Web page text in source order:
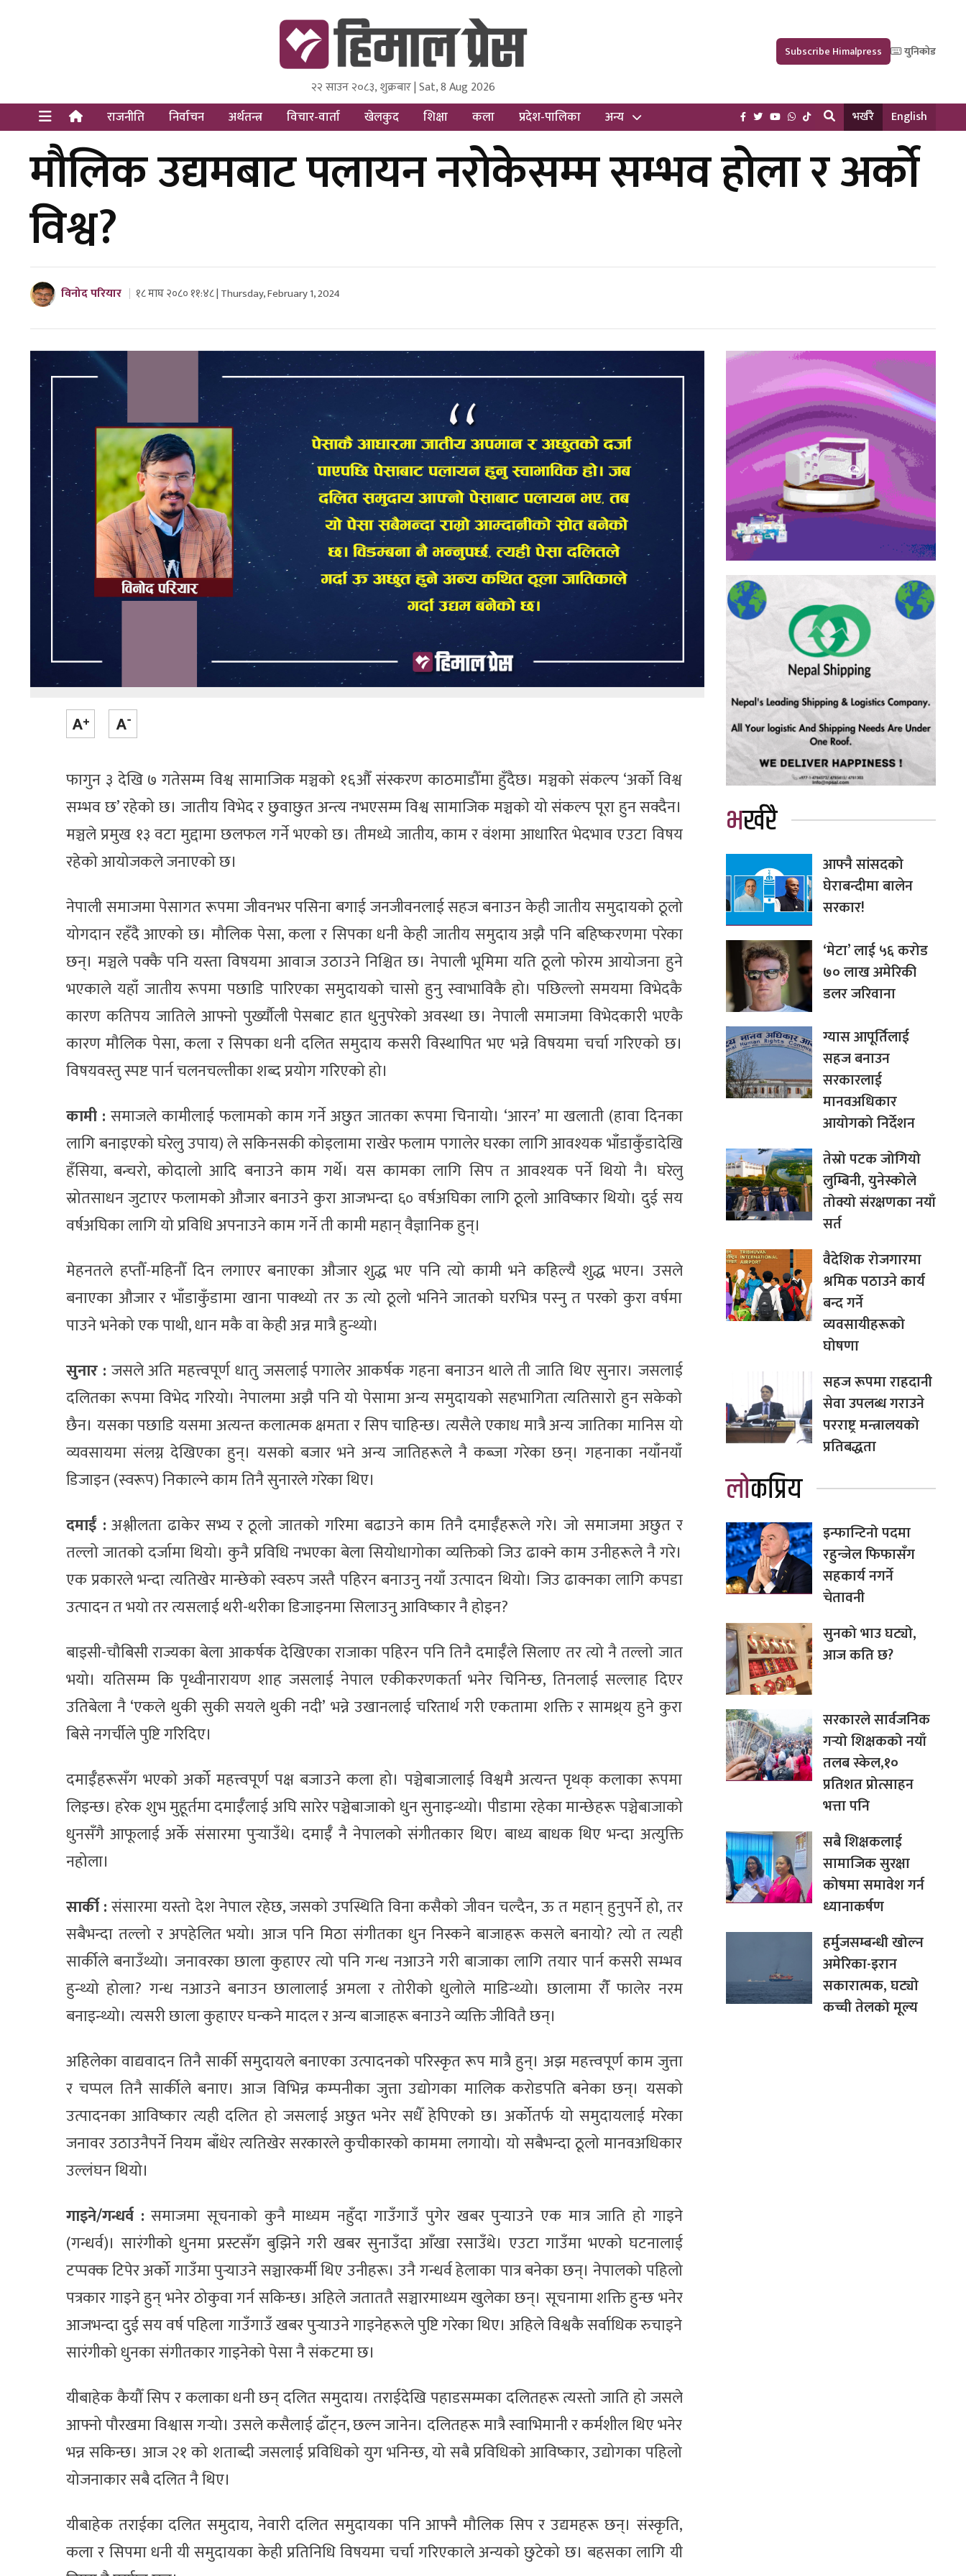
Himal Press
Dot NewsyNepal Media and Research Pvt Ltd.
२२ साउन २०८३, शुक्रबार | Sat, 8 Aug 2026
Subscribe Himalpress युनिकोड
राजनीति निर्वाचन अर्थतन्त्र विचार-वार्ता खेलकुद शिक्षा कला प्रदेश-पालिका अन्य भर्खरै English
मौलिक उद्यमबाट पलायन नरोकेसम्म सम्भव होला र अर्को
विश्व?
विनोद परियार १८ माघ २०८० ११:४८ | Thursday, February 1, 2024
फागुन ३ देखि ७ गतेसम्म विश्व सामाजिक मञ्चको १६औँ संस्करण काठमाडौँमा हुँदैछ। मञ्चको संकल्प ‘अर्को विश्व
सम्भव छ’ रहेको छ। जातीय विभेद र छुवाछुत अन्त्य नभएसम्म विश्व सामाजिक मञ्चको यो संकल्प पूरा हुन सक्दैन।
मञ्चले प्रमुख १३ वटा मुद्दामा छलफल गर्ने भएको छ। तीमध्ये जातीय, काम र वंशमा आधारित भेदभाव एउटा विषय
रहेको आयोजकले जनाएको छ।
नेपाली समाजमा पेसागत रूपमा जीवनभर पसिना बगाई जनजीवनलाई सहज बनाउन केही जातीय समुदायको ठूलो
योगदान रहँदै आएको छ। मौलिक पेसा, कला र सिपका धनी केही जातीय समुदाय अझै पनि बहिष्करणमा परेका
छन्। मञ्चले पक्कै पनि यस्ता विषयमा आवाज उठाउने निश्चित छ। नेपाली भूमिमा यति ठूलो फोरम आयोजना हुने
भएकाले यहाँ जातीय रूपमा पछाडि पारिएका समुदायको चासो हुनु स्वाभाविकै हो। पछिल्लो समयमा विभेदकै
कारण कतिपय जातिले आफ्नो पुर्ख्यौली पेसबाट हात धुनुपरेको अवस्था छ। नेपाली समाजमा विभेदकारी भएकै
कारण मौलिक पेसा, कला र सिपका धनी दलित समुदाय कसरी विस्थापित भए भन्ने विषयमा चर्चा गरिएको छ।
विषयवस्तु स्पष्ट पार्न चलनचल्तीका शब्द प्रयोग गरिएको हो।
कामी : समाजले कामीलाई फलामको काम गर्ने अछुत जातका रूपमा चिनायो। ‘आरन’ मा खलाती (हावा दिनका
लागि बनाइएको घरेलु उपाय) ले सकिनसकी कोइलामा राखेर फलाम पगालेर घरका लागि आवश्यक भाँडाकुँडादेखि
हँसिया, बन्चरो, कोदालो आदि बनाउने काम गर्थे। यस कामका लागि सिप त आवश्यक पर्ने थियो नै। घरेलु
स्रोतसाधन जुटाएर फलामको औजार बनाउने कुरा आजभन्दा ६० वर्षअघिका लागि ठूलो आविष्कार थियो। दुई सय
वर्षअघिका लागि यो प्रविधि अपनाउने काम गर्ने ती कामी महान् वैज्ञानिक हुन्।
मेहनतले हप्तौँ-महिनौँ दिन लगाएर बनाएका औजार शुद्ध भए पनि त्यो कामी भने कहिल्यै शुद्ध भएन। उसले
बनाएका औजार र भाँडाकुँडामा खाना पाक्थ्यो तर ऊ त्यो ठूलो भनिने जातको घरभित्र पस्नु त परको कुरा वर्षमा
पाउने भनेको एक पाथी, धान मकै वा केही अन्न मात्रै हुन्थ्यो।
सुनार : जसले अति महत्त्वपूर्ण धातु जसलाई पगालेर आकर्षक गहना बनाउन थाले ती जाति थिए सुनार। जसलाई
दलितका रूपमा विभेद गरियो। नेपालमा अझै पनि यो पेसामा अन्य समुदायको सहभागिता त्यतिसारो हुन सकेको
छैन। यसका पछाडि यसमा अत्यन्त कलात्मक क्षमता र सिप चाहिन्छ। त्यसैले एकाध मात्रै अन्य जातिका मानिस यो
व्यवसायमा संलग्न देखिएका हुन्। यसको बजार भने अन्य जातिहरूले नै कब्जा गरेका छन्। गहनाका नयाँनयाँ
डिजाइन (स्वरूप) निकाल्ने काम तिनै सुनारले गरेका थिए।
दमाईँ : अश्लीलता ढाकेर सभ्य र ठूलो जातको गरिमा बढाउने काम तिनै दमाईँहरूले गरे। जो समाजमा अछुत र
तल्लो जातको दर्जामा थियो। कुनै प्रविधि नभएका बेला सियोधागोका व्यक्तिको जिउ ढाक्ने काम उनीहरूले नै गरे।
एक प्रकारले भन्दा त्यतिखेर मान्छेको स्वरुप जस्तै पहिरन बनाउनु नयाँ उत्पादन थियो। जिउ ढाक्नका लागि कपडा
उत्पादन त भयो तर त्यसलाई थरी-थरीका डिजाइनमा सिलाउनु आविष्कार नै होइन?
बाइसी-चौबिसी राज्यका बेला आकर्षक देखिएका राजाका पहिरन पनि तिनै दमाईँले सिलाए तर त्यो नै तल्लो जात
भयो। यतिसम्म कि पृथ्वीनारायण शाह जसलाई नेपाल एकीकरणकर्ता भनेर चिनिन्छ, तिनलाई सल्लाह दिएर
उतिबेला नै ‘एकले थुकी सुकी सयले थुकी नदी’ भन्ने उखानलाई चरितार्थ गरी एकतामा शक्ति र सामथ्र्य हुने कुरा
बिसे नगर्चीले पुष्टि गरिदिए।
दमाईँहरूसँग भएको अर्को महत्त्वपूर्ण पक्ष बजाउने कला हो। पञ्चेबाजालाई विश्वमै अत्यन्त पृथक् कलाका रूपमा
लिइन्छ। हरेक शुभ मुहूर्तमा दमाईँलाई अघि सारेर पञ्चेबाजाको धुन सुनाइन्थ्यो। पीडामा रहेका मान्छेहरू पञ्चेबाजाको
धुनसँगै आफूलाई अर्के संसारमा पुर्‍याउँथे। दमाईँ नै नेपालको संगीतकार थिए। बाध्य बाधक थिए भन्दा अत्युक्ति
नहोला।
सार्की :संसारमा यस्तो देश नेपाल रहेछ, जसको उपस्थिति विना कसैको जीवन चल्दैन, ऊ त महान् हुनुपर्ने हो, तर
सबैभन्दा तल्लो र अपहेलित भयो। आज पनि मिठा संगीतका धुन निस्कने बाजाहरू कसले बनायो? त्यो त त्यही
सार्कीले बनाउँथ्यो। जनावरका छाला कुहाएर त्यो पनि गन्ध नआउने गरी बाजाका लागि तयार पार्न कसरी सम्भव
हुन्थ्यो होला? गन्ध नआउने बनाउन छालालाई अमला र तोरीको धुलोले माडिन्थ्यो। छालामा रौँं फालेर नरम
बनाइन्थ्यो। त्यसरी छाला कुहाएर घन्कने मादल र अन्य बाजाहरू बनाउने व्यक्ति जीवितै छन्।
अहिलेका वाद्यवादन तिनै सार्की समुदायले बनाएका उत्पादनको परिस्कृत रूप मात्रै हुन्। अझ महत्त्वपूर्ण काम जुत्ता
र चप्पल तिनै सार्कीले बनाए। आज विभिन्न कम्पनीका जुत्ता उद्योगका मालिक करोडपति बनेका छन्। यसको
उत्पादनका आविष्कार त्यही दलित हो जसलाई अछुत भनेर सधैँ हेपिएको छ। अर्कोतर्फ यो समुदायलाई मरेका
जनावर उठाउनैपर्ने नियम बाँधेर त्यतिखेर सरकारले कुचीकारको काममा लगायो। यो सबैभन्दा ठूलो मानवअधिकार
उल्लंघन थियो।
गाइने/गन्धर्व : समाजमा सूचनाको कुनै माध्यम नहुँदा गाउँगाउँ पुगेर खबर पुर्‍याउने एक मात्र जाति हो गाइने
(गन्धर्व)। सारंगीको धुनमा प्रस्टसँग बुझिने गरी खबर सुनाउँदा आँखा रसाउँथे। एउटा गाउँमा भएको घटनालाई
टप्पक्क टिपेर अर्को गाउँमा पुर्‍याउने सञ्चारकर्मी थिए उनीहरू। उनै गन्धर्व हेलाका पात्र बनेका छन्। नेपालको पहिलो
पत्रकार गाइने हुन् भनेर ठोकुवा गर्न सकिन्छ। अहिले जताततै सञ्चारमाध्यम खुलेका छन्। सूचनामा शक्ति हुन्छ भनेर
आजभन्दा दुई सय वर्ष पहिला गाउँगाउँ खबर पुर्‍याउने गाइनेहरूले पुष्टि गरेका थिए। अहिले विश्वकै सर्वाधिक रुचाइने
सारंगीको धुनका संगीतकार गाइनेको पेसा नै संकटमा छ।
यीबाहेक कैयौँ सिप र कलाका धनी छन् दलित समुदाय। तराईदेखि पहाडसम्मका दलितहरू त्यस्तो जाति हो जसले
आफ्नो पौरखमा विश्वास गर्‍यो। उसले कसैलाई ढाँट्न, छल्न जानेन। दलितहरू मात्रै स्वाभिमानी र कर्मशील थिए भनेर
भन्न सकिन्छ। आज २१ को शताब्दी जसलाई प्रविधिको युग भनिन्छ, यो सबै प्रविधिको आविष्कार, उद्योगका पहिलो
योजनाकार सबै दलित नै थिए।
यीबाहेक तराईका दलित समुदाय, नेवारी दलित समुदायका पनि आफ्नै मौलिक सिप र उद्यमहरू छन्। संस्कृति,
कला र सिपमा धनी यी समुदायका केही प्रतिनिधि विषयमा चर्चा गरिएकाले अन्यको छुटेको छ। बहसका लागि यी
भर्खरै
आफ्नै सांसदको
घेराबन्दीमा बालेन
सरकार!
‘मेटा’ लाई ५६ करोड
७० लाख अमेरिकी
डलर जरिवाना
ग्यास आपूर्तिलाई
सहज बनाउन
सरकारलाई
मानवअधिकार
आयोगको निर्देशन
तेस्रो पटक जोगियो
लुम्बिनी, युनेस्कोले
तोक्यो संरक्षणका नयाँ
सर्त
वैदेशिक रोजगारमा
श्रमिक पठाउने कार्य
बन्द गर्ने
व्यवसायीहरूको
घोषणा
सहज रूपमा राहदानी
सेवा उपलब्ध गराउने
परराष्ट्र मन्त्रालयको
प्रतिबद्धता
लोकप्रिय
इन्फान्टिनो पदमा
रहुन्जेल फिफासँग
सहकार्य नगर्ने
चेतावनी
सुनको भाउ घट्यो,
आज कति छ?
सरकारले सार्वजनिक
गर्‍यो शिक्षकको नयाँ
तलब स्केल,१०
प्रतिशत प्रोत्साहन
भत्ता पनि
सबै शिक्षकलाई
सामाजिक सुरक्षा
कोषमा समावेश गर्न
ध्यानाकर्षण
हर्मुजसम्बन्धी खोल्न
अमेरिका-इरान
सकारात्मक, घट्यो
कच्ची तेलको मूल्य